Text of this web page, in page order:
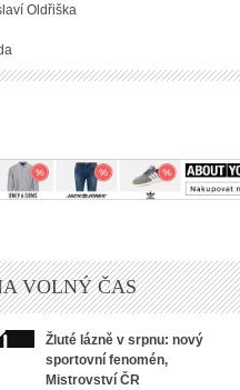
Oldřiška
VOLNÝ ČAS
Žluté lázně v srpnu: nový
sportovní fenomén,
Mistrovství ČR